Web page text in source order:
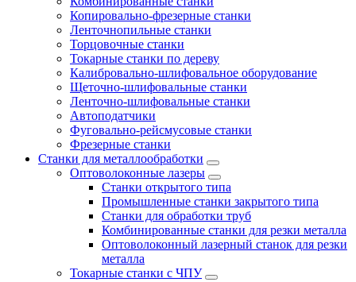
Копировально-фрезерные станки
Ленточнопильные станки
Торцовочные станки
Токарные станки по дереву
Калибровально-шлифовальное оборудование
Щеточно-шлифовальные станки
Ленточно-шлифовальные станки
Автоподатчики
Фуговально-рейсмусовые станки
Фрезерные станки
Станки для металлообработки
Оптоволоконные лазеры
Станки открытого типа
Промышленные станки закрытого типа
Станки для обработки труб
Комбинированные станки для резки металла
Оптоволоконный лазерный станок для резки
металла
Токарные станки с ЧПУ